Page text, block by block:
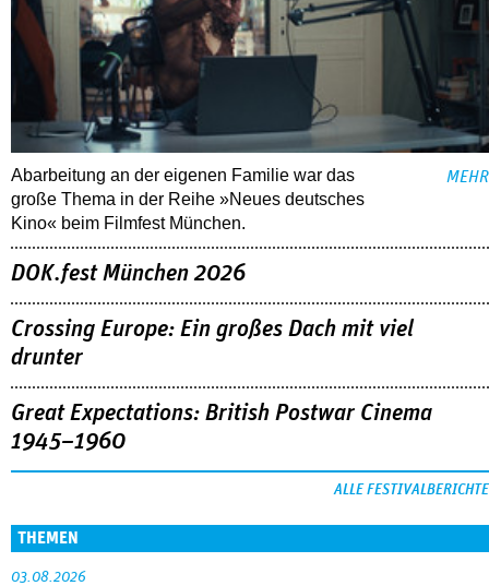
Abarbeitung an der eigenen Familie war das
große Thema in der Reihe »Neues deutsches
Kino« beim Filmfest München.
MEHR
DOK.fest München 2026
Crossing Europe: Ein großes Dach mit viel
drunter
Great Expectations: British Postwar Cinema
1945–1960
ALLE FESTIVALBERICHTE
THEMEN
03.08.2026